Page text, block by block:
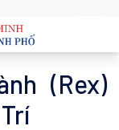
(Rex)